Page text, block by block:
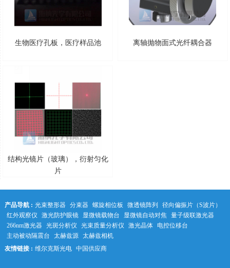
生物医疗孔板，医疗样品池 离轴抛物面式光纤耦合器
结构光镜片（玻璃），衍射匀化
片
产品导航 : 光束整形器 分束器 螺旋相位板 微透镜阵列
径向偏振片（S波片）
红外观察仪
激光防护眼镜 显微镜载物台 显微镜自动对焦 量子级联激光器
266nm激光器 光斑分析仪 光束质量分析仪 激光晶体
电控位移台
主动被动隔震台
太赫兹源 太赫兹相机
友情链接 : 维尔克斯光电 中国供应商